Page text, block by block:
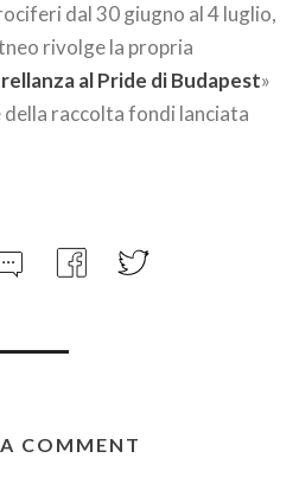
dal 30 giugno al 4 luglio,
rivolge la propria
al Pride di Budapest»
della raccolta fondi lanciata
COMMENT